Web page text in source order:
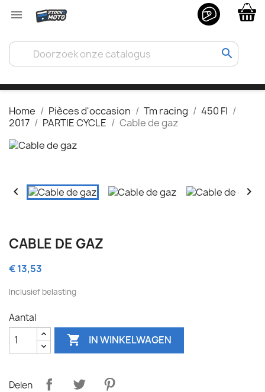

search
Home Pièces d'occasion Tm racing
450 FI
2017
PARTIE CYCLE Cable de gaz
 
CABLE DE GAZ
€ 13,53
Inclusief belasting
Aantal
 IN WINKELWAGEN
Delen